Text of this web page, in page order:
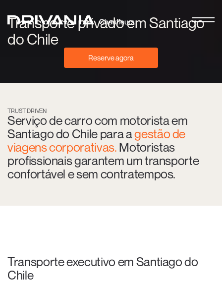
Transporte privado em Santiago
do Chile
Reserve agora
TRUST DRIVEN
Serviço de carro com motorista em
Santiago do Chile para agestão de
viagens corporativas. Motoristas
profissionais garantem um transporte
confortável e sem contratempos.
Transporte executivo em Santiago do
Chile